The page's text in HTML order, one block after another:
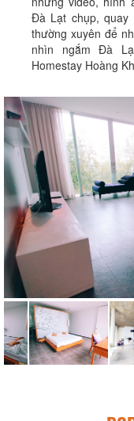
Đà Lạt chụp,
thường xuyên để
nhìn ngắm Đà
Homestay Hoàng